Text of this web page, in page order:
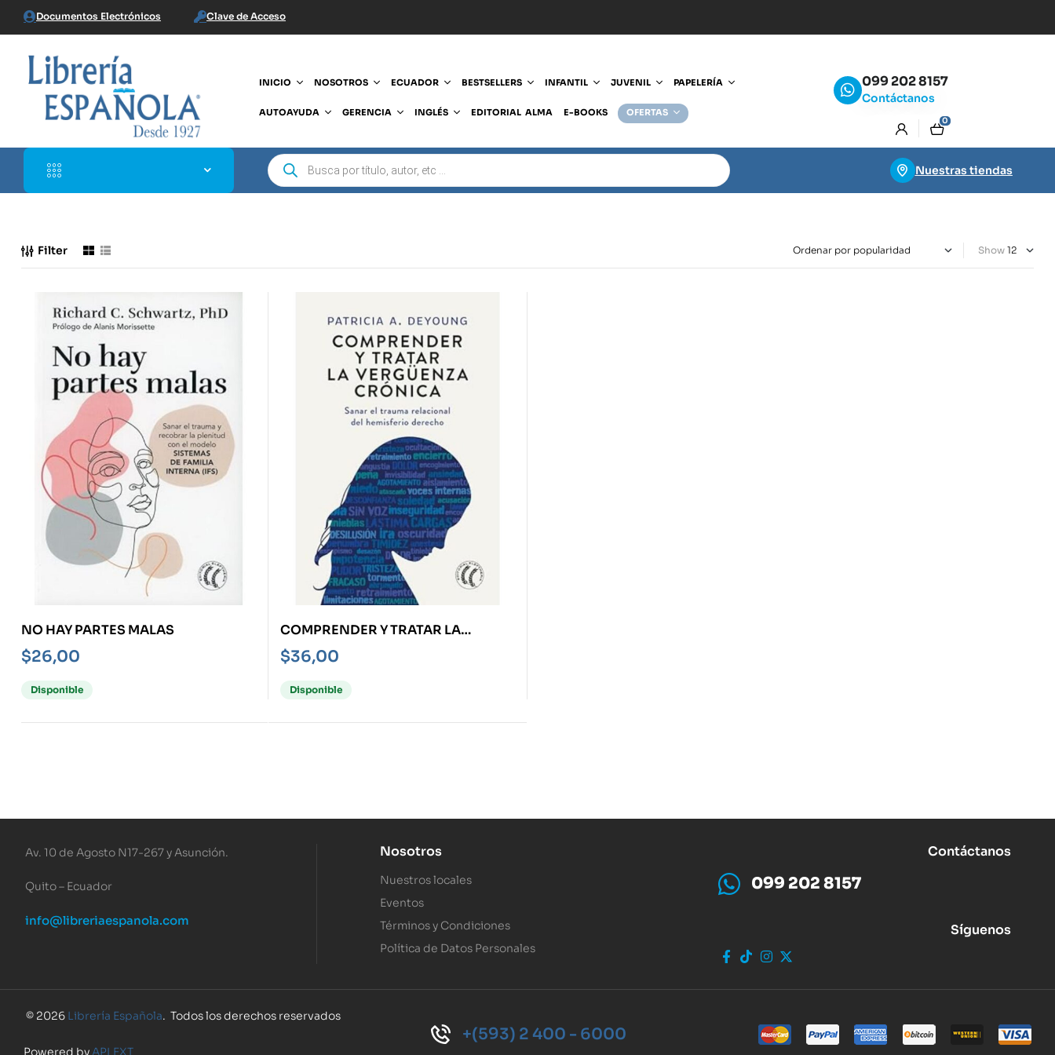
Documentos Electrónicos Clave de Acceso
INICIO NOSOTROS ECUADOR BESTSELLERS INFANTIL JUVENIL PAPELERÍA
AUTOAYUDA GERENCIA INGLÉS EDITORIAL ALMA E-BOOKS OFERTAS
099 202 8157
Contáctanos
0
Nuestras tiendas
Filter Show
NO HAY PARTES MALAS
$26,00
Disponible
COMPRENDER Y TRATAR LA
VERGÜENZA CRÓNICA
$36,00
Disponible
Av. 10 de Agosto N17-267 y Asunción.
Quito – Ecuador
info@libreriaespanola.com
Nosotros
Nuestros locales
Eventos
Términos y Condiciones
Política de Datos Personales
Contáctanos
099 202 8157
Síguenos
© 2026 Librería Española. Todos los derechos reservados
Powered by APLEXT
+(593) 2 400 - 6000